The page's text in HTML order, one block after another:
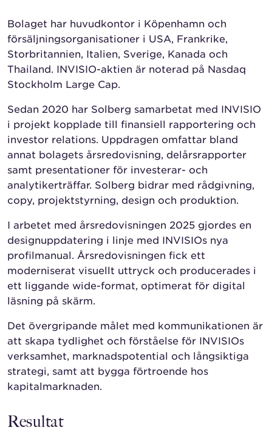
Bolaget har huvudkontor i Köpenhamn och
försäljningsorganisationer i USA, Frankrike,
Storbritannien, Italien, Sverige, Kanada och
Thailand. INVISIO-aktien är noterad på Nasdaq
Stockholm Large Cap.
Sedan 2020 har Solberg samarbetat med INVISIO
i projekt kopplade till finansiell rapportering och
investor relations. Uppdragen omfattar bland
annat bolagets årsredovisning, delårsrapporter
samt presentationer för investerar- och
analytikerträffar. Solberg bidrar med rådgivning,
copy, projektstyrning, design och produktion.
I arbetet med årsredovisningen 2025 gjordes en
designuppdatering i linje med INVISIOs nya
profilmanual. Årsredovisningen fick ett
moderniserat visuellt uttryck och producerades i
ett liggande wide-format, optimerat för digital
läsning på skärm.
Det övergripande målet med kommunikationen är
att skapa tydlighet och förståelse för INVISIOs
verksamhet, marknadspotential och långsiktiga
strategi, samt att bygga förtroende hos
kapitalmarknaden.
Resultat